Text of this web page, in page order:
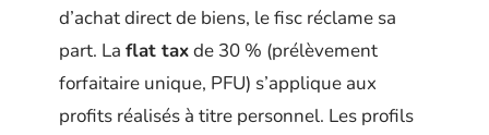
d’achat direct de biens, le fisc réclame sa
part. La flat taxde 30 % (prélèvement
forfaitaire unique, PFU) s’applique aux
profits réalisés à titre personnel. Les profils